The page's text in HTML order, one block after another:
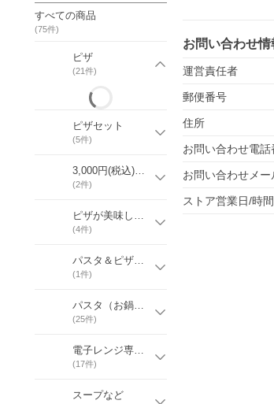
すべての商品
(75件)
ピザ
(21件)
ピザセット
(5件)
3,000円(税込)以上の商品
(2件)
ピザが美味しくなる同梱商品
(4件)
パスタ＆ピザセット
(1件)
パスタ（お鍋とフライパンで調理）
(25件)
電子レンジ専用 ＠パスタ 無添加冷凍パスタ
(17件)
スープなど
お問い合わせ情
運営責任者
郵便番号
住所
お問い合わせ電話
お問い合わせメー
ストア営業日/時間